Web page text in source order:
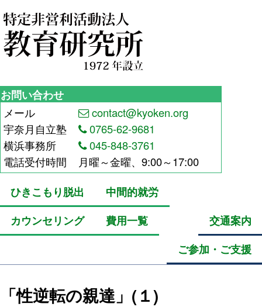
お問い合わせ
メール
contact@kyoken.org
宇奈月自立塾
0765-62-9681
横浜事務所
045-848-3761
電話受付時間
月曜～金曜、9:00～17:00
ひきこもり脱出
中間的就労
カウンセリング
費用一覧
交通案内
ご参加・ご支援
「性逆転の親達」(１)